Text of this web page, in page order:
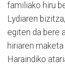
familiako hiru
Lydiaren
egiten da bere
hiriaren
Haraindiko